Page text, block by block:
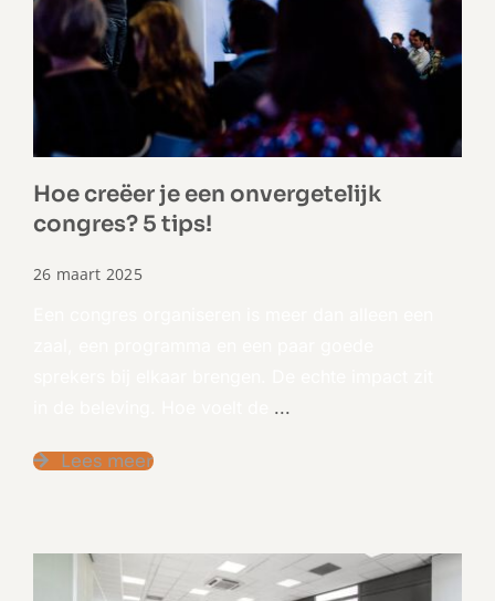
Hoe creëer je een onvergetelijk
congres? 5 tips!
26 maart 2025
...
Lees meer